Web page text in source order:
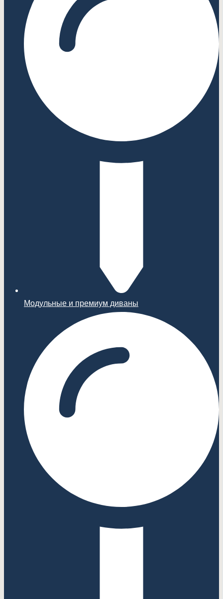
Модульные и премиум диваны